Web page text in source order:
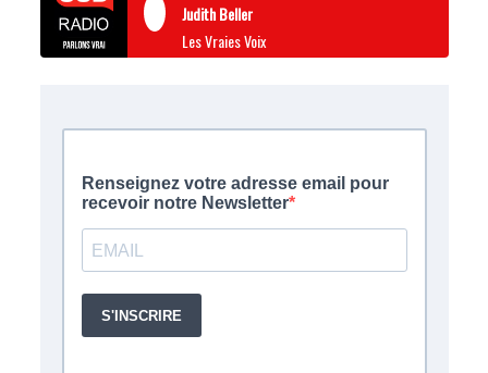
Judith Beller
Les Vraies Voix